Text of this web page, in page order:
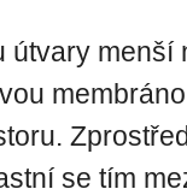
útvary menší
se tím